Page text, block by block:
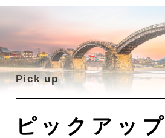
ピックアップ